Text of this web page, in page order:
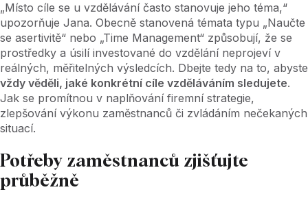
„Místo cíle se u vzdělávání často stanovuje jeho téma,“
upozorňuje Jana. Obecně stanovená témata typu „Naučte
se asertivitě“ nebo „Time Management“ způsobují, že se
prostředky a úsilí investované do vzdělání neprojeví v
reálných, měřitelných výsledcích. Dbejte tedy na to, abyste
vždy věděli, jaké konkrétní cíle vzděláváním sledujete.
Jak se promítnou v naplňování firemní strategie,
zlepšování výkonu zaměstnanců či zvládáním nečekaných
situací.
Potřeby zaměstnanců zjišťujte
průběžně